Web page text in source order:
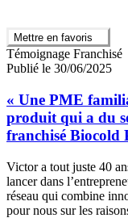
Mettre en favoris
Témoignage Franchisé
Publié le 30/06/2025
« Une PME
produit qui a du
franchisé Biocold
Victor a tout juste 40
lancer dans
réseau qui combine
pour nous sur les